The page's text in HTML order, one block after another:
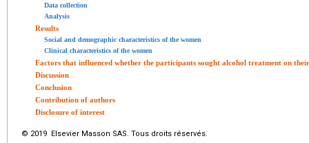
Data collection
Analysis
Results
Social and demographic characteristics of the women
Clinical characteristics of the women
Factors that influenced whether the participants sought alcohol treatment on
Discussion
Conclusion
Contribution of authors
Disclosure of interest
© 2019 Elsevier Masson SAS. Tous droits réservés.